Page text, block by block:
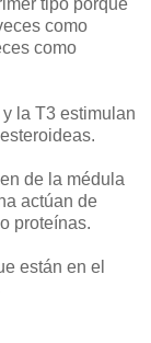
como
como
la T3 estimulan
de la médula
actúan de
proteínas.
están en el